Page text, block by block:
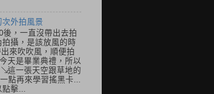
次外拍風景
後，一直沒帶出去拍
攝，是該放風的時
來吹吹風，順便拍
天是畢業典禮，所以
這一張天空跟草地的
點再來學習搖黑卡...
擊...